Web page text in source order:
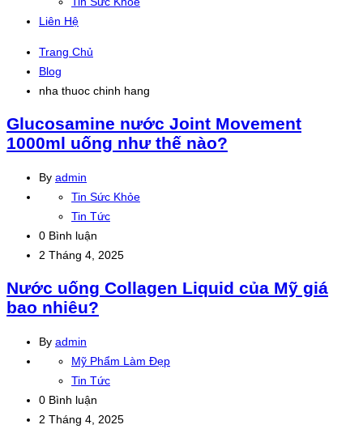
Liên Hệ
Trang Chủ
Blog
nha thuoc chinh hang
Glucosamine nước Joint Movement
1000ml uống như thế nào?
By admin
Tin Sức Khỏe
Tin Tức
0 Bình luận
2 Tháng 4, 2025
Đọc
tiếp
Nước uống Collagen Liquid của Mỹ giá
bao nhiêu?
By admin
Mỹ Phẩm Làm Đẹp
Tin Tức
0 Bình luận
2 Tháng 4, 2025